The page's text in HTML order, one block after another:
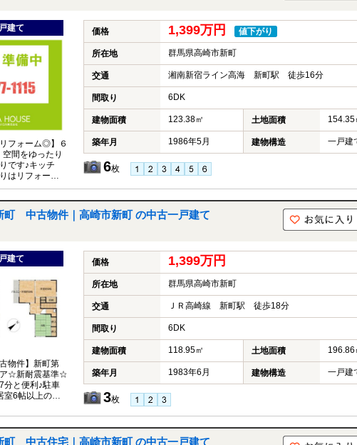
建て
フォーム◎】６
間をゆったり
です♪キッチ
はリフォーム
態でのご入居
価格 1,399万円 値下がり
所在地 群馬県高崎市新町
交通 湘南新宿ライン高海 新町駅 徒歩16分
間取り 6DK
建物面積 123.38㎡ 土地面積 154.35
築年月 1986年5月 建物構造 一戸建
6枚
町 中古物件｜高崎市新町 の中古一戸建て
建て
物件】新町第
☆新耐震基準☆
分と便利♪駐車
室6帖以上の
価格 1,399万円
所在地 群馬県高崎市新町
交通 ＪＲ高崎線 新町駅 徒歩18分
間取り 6DK
建物面積 118.95㎡ 土地面積 196.86
築年月 1983年6月 建物構造 一戸建
3枚
町 中古住宅｜高崎市新町 の中古一戸建て